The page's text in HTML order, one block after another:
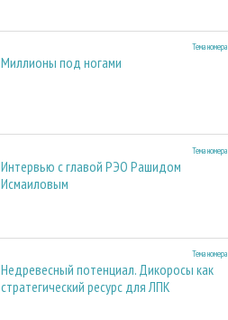
Тема номера
Миллионы под ногами
Тема номера
Интервью с главой РЭО Рашидом
Исмаиловым
Тема номера
Недревесный потенциал. Дикоросы как
стратегический ресурс для ЛПК